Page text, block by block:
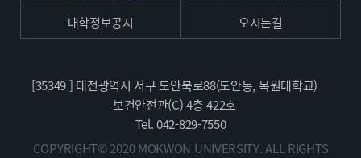
대학정보공시
오시는길
[35349 ] 대전광역시 서구 도안북로88(도안동, 목원대학교)
보건안전관(C) 4층 422호
Tel. 042-829-7550
COPYRIGHT© 2020 MOKWON UNIVERSITY. ALL RIGHTS